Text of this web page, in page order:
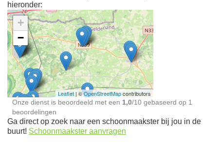
hieronder:
Ontdek meer ervaringen
Schoonmaakster bij
jou in de buurt
+
−
Leaflet | ©OpenStreetMapcontributors
Onze dienst is beoordeeld met een 1,0/10 gebaseerd op 1
beoordelingen
Ga direct op zoek naar een schoonmaakster bij jou in de
buurt! Schoonmaakster aanvragen